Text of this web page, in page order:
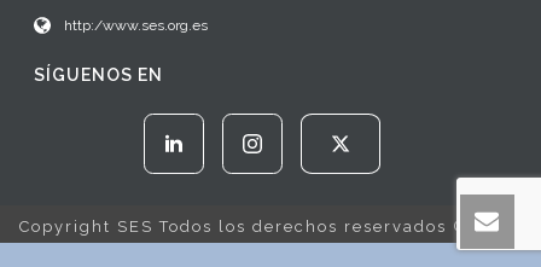
http:/www.ses.org.es
SÍGUENOS EN
Copyright SES Todos los derechos reservados © 2022